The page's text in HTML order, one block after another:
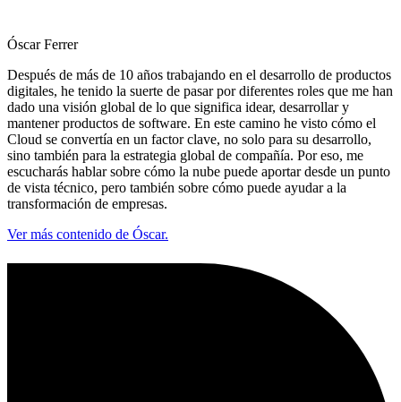
Óscar Ferrer
Después de más de 10 años trabajando en el desarrollo de productos
digitales, he tenido la suerte de pasar por diferentes roles que me han
dado una visión global de lo que significa idear, desarrollar y
mantener productos de software. En este camino he visto cómo el
Cloud se convertía en un factor clave, no solo para su desarrollo,
sino también para la estrategia global de compañía. Por eso, me
escucharás hablar sobre cómo la nube puede aportar desde un punto
de vista técnico, pero también sobre cómo puede ayudar a la
transformación de empresas.
Ver más contenido de Óscar.